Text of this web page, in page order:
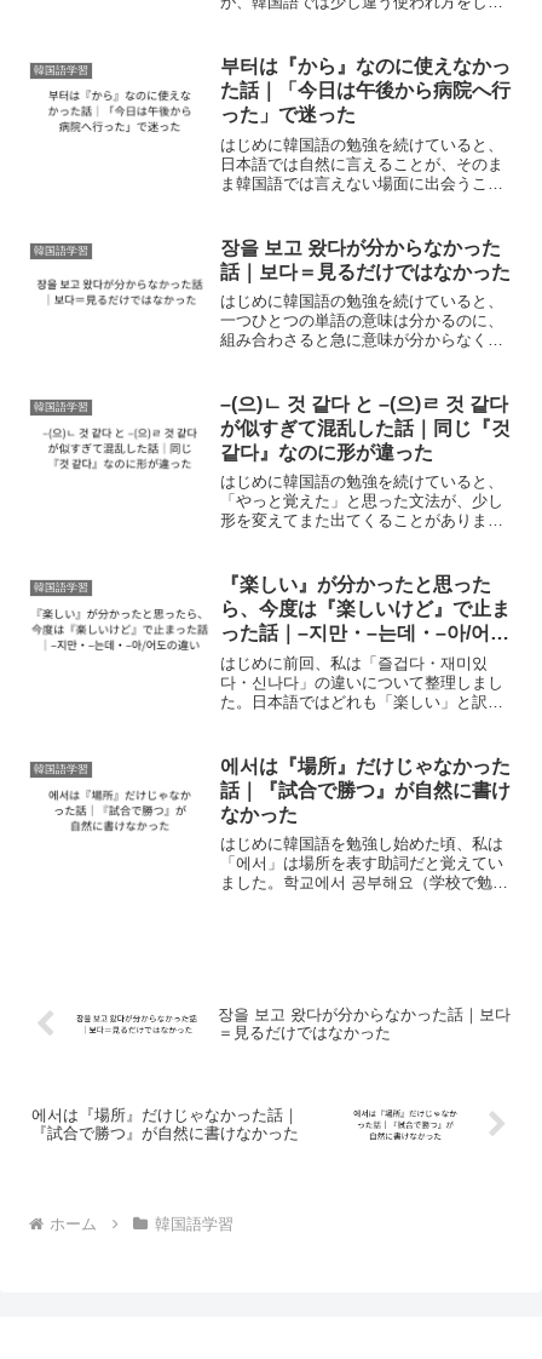
強し始めた頃、私は「本当に」と言いた
いときは 정말 を...
韓国語学習
부터は『から』なのに使えなかっ
た話｜「今日は午後から病院へ行
った」で迷った
はじめに韓国語の勉強を続けていると、
日本語では自然に言えることが、そのま
ま韓国語では言えない場面に出会うこと
ていたとき、「今日は午後から病院へ行
きました」と書きたく...
韓国語学習
장을 보고 왔다が分からなかった
話｜보다＝見るだけではなかった
はじめに韓国語の勉強を続けていると、
一つひとつの単語の意味は分かるのに、
組み合わさると急に意味が分からなくな
た。ある日、韓国語で日記を書いていた
とき、「少し遠いお店...
韓国語学習
–(으)ㄴ 것 같다 と –(으)ㄹ 것 같다
が似すぎて混乱した話｜同じ『것
같다』なのに形が違った
はじめに韓国語の勉強を続けていると、
「やっと覚えた」と思った文法が、少し
形を変えてまた出てくることがありま
た。以前、私は –(으)ㄹ 것 같다 を「～
し...
韓国語学習
『楽しい』が分かったと思った
ら、今度は『楽しいけど』で止ま
った話｜–지만・–는데・–아/어도
の違い
はじめに前回、私は「즐겁다・재미있
다・신나다」の違いについて整理しまし
た。日本語ではどれも「楽しい」と訳さ
か」によって使い分けることを知り、
「なるほど、そういう違いだっ...
韓国語学習
에서は『場所』だけじゃなかった
話｜『試合で勝つ』が自然に書け
なかった
はじめに韓国語を勉強し始めた頃、私は
「에서」は場所を表す助詞だと覚えてい
ました。학교에서 공부해요（学校で勉強
장을 보고 왔다が分からなかった話｜보다
＝見るだけではなかった
에서は『場所』だけじゃなかった話｜
『試合で勝つ』が自然に書けなかった
ホーム 韓国語学習